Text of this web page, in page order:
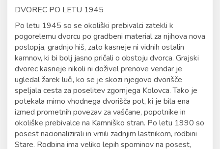
DVOREC PO LETU 1945
Po letu 1945 so se okoliški prebivalci zatekli k
pogorelemu dvorcu po gradbeni material za njihova nova
poslopja, gradnjo hiš, zato kasneje ni vidnih ostalin
kamnov, ki bi bolj jasno pričali o obstoju dvorca. Grajski
dvorec kasneje nikoli ni doživel prenove vendar je
ugledal žarek luči, ko se je skozi njegovo dvorišče
speljala cesta za poselitev zgornjega Kolovca. Tako je
potekala mimo vhodnega dvorišča pot, ki je bila ena
izmed prometnih povezav za vaščane, popotnike in
okoliške prebivalce na Kamniško stran. Po letu 1990 so
posest nacionalizirali in vrnili zadnjim lastnikom, rodbini
Stare. Rodbina ima veliko lepih spominov na posest,